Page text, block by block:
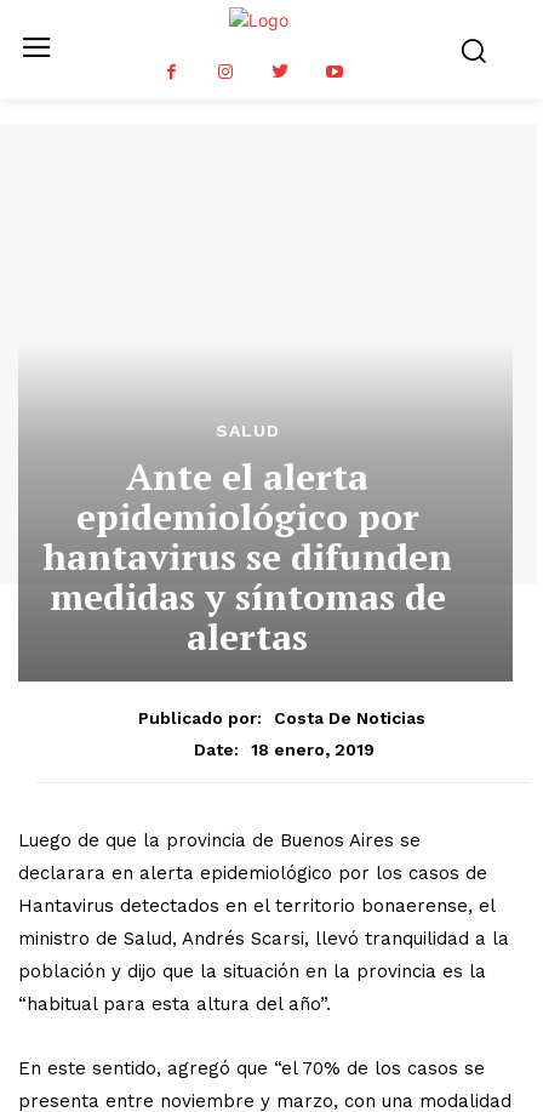
SALUD
Ante el alerta
epidemiológico por
hantavirus se difunden
medidas y síntomas de
alertas
Publicado por:
Costa De Noticias
Date:
18 enero, 2019
Luego de que la provincia de Buenos Aires se
declarara en alerta epidemiológico por los casos de
Hantavirus detectados en el territorio bonaerense, el
ministro de Salud, Andrés Scarsi, llevó tranquilidad a la
población y dijo que la situación en la provincia es la
“habitual para esta altura del año”.
En este sentido, agregó que “el 70% de los casos se
presenta entre noviembre y marzo, con una modalidad